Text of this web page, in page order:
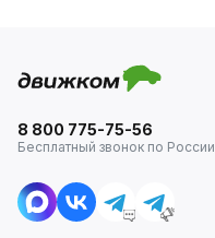
8 800 775-75-56
Бесплатный звонок по России